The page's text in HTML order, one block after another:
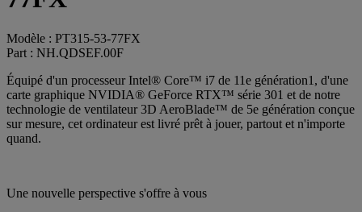
Modèle : PT315-53-77FX
Part : NH.QDSEF.00F
Équipé d'un processeur Intel® Core™ i7 de 11e génération1, d'une
carte graphique NVIDIA® GeForce RTX™ série 301 et de notre
technologie de ventilateur 3D AeroBlade™ de 5e génération conçue
sur mesure, cet ordinateur est livré prêt à jouer, partout et n'importe
quand.
Une nouvelle perspective s'offre à vous